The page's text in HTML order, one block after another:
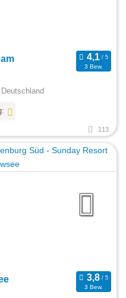
3 Bew.
113
3 Bew.